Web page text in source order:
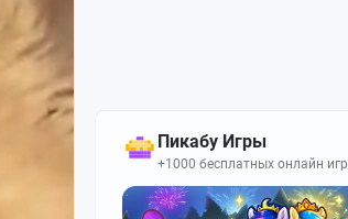
Пикабу Игры
+1000 бесплатных онлайн игр